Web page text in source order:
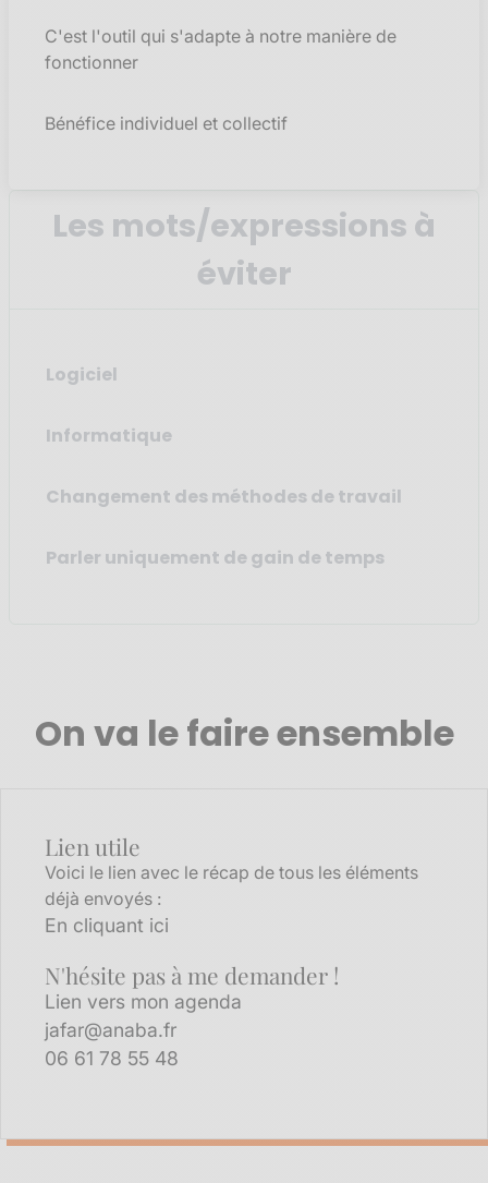
Les mots/expressions à
éviter
Logiciel
Informatique
Changement des méthodes de travail
Parler uniquement de gain de temps
C'est l'outil qui s'adapte à notre manière de
fonctionner
Bénéfice individuel et collectif
On va le faire ensemble
Lien utile
Voici le lien avec le récap de tous les éléments
déjà envoyés :
En cliquant ici
N'hésite pas à me demander !
Lien vers mon agenda
jafar@anaba.fr
06 61 78 55 48